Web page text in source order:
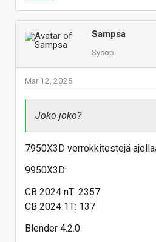
Sampsa
Sysop
Mar 12, 2025
Joko joko?
7950X3D verrokkitestejä
9950X3D:
CB 2024 nT: 2357
CB 2024 1T: 137
Blender 4.2.0